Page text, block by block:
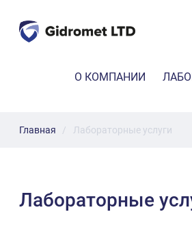
G
e
Н
О КОМПАНИИ
Главная Лабораторные услуги
Лабораторные